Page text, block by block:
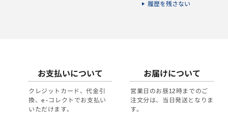
履歴を残さない
お支払いについて
クレジットカード、代金引
換、e-コレクトでお支払い
いただけます。
お届けについて
営業日のお昼12時までのご
注文分は、当日発送となりま
す。